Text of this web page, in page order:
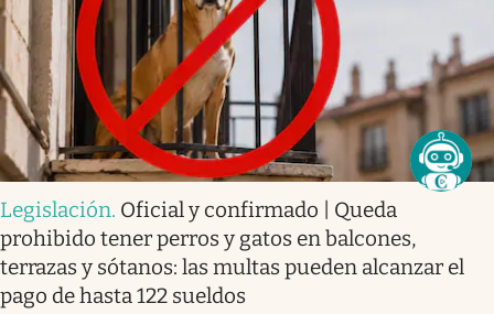
Legislación. Oficial y confirmado | Queda
prohibido tener perros y gatos en balcones,
terrazas y sótanos: las multas pueden alcanzar el
pago de hasta 122 sueldos